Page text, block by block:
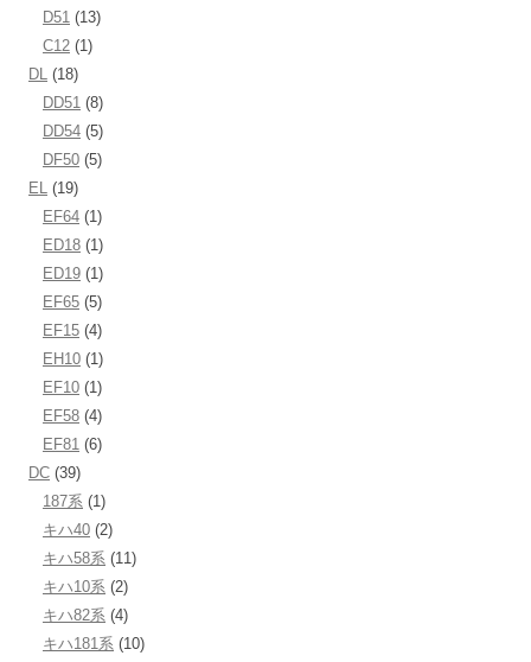
D51 (13)
C12 (1)
DL (18)
DD51 (8)
DD54 (5)
DF50 (5)
EL (19)
EF64 (1)
ED18 (1)
ED19 (1)
EF65 (5)
EF15 (4)
EH10 (1)
EF10 (1)
EF58 (4)
EF81 (6)
DC (39)
187系 (1)
キハ40 (2)
キハ58系 (11)
キハ10系 (2)
キハ82系 (4)
キハ181系 (10)